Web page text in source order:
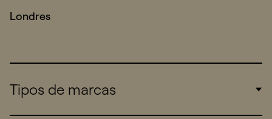
Londres
Tipos de marcas